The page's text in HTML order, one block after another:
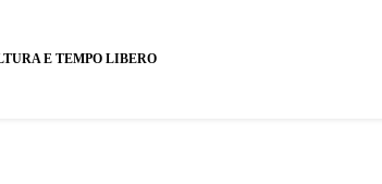
E TEMPO LIBERO